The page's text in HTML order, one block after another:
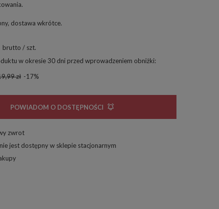
dostawa wkrótce
brutto / szt.
w okresie 30 dni przed wprowadzeniem obniżki:
zł -17%
POWIADOM O DOSTĘPNOŚCI
zwrot
jest dostępny w sklepie stacjonarnym